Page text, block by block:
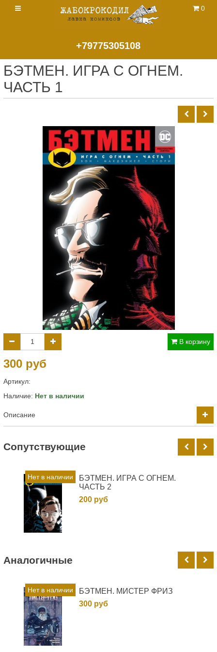
+79775305108
0
БЭТМЕН. ИГРА С ОГНЕМ.
ЧАСТЬ 1
В корзину
300 руб
Артикул:
Наличие: Нет в наличии
Описание
Cопутствующие
Нет в наличии
БЭТМЕН. ИГРА С ОГНЕМ.
ЧАСТЬ 2
200 руб
Аналогичные
Нет в наличии
БЭТМЕН. МИСТЕР ФРИЗ
300 руб